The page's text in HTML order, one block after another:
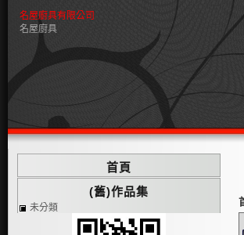
名屋廚具有限公司
名屋廚具
首頁
(舊)作品集
未分類